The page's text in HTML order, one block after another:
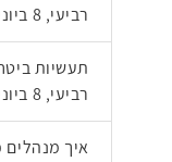
רביעי, 8 ביוני 2016, 13:30
תעשיות
רביעי, 8 ביוני 2016, 12:45
איך